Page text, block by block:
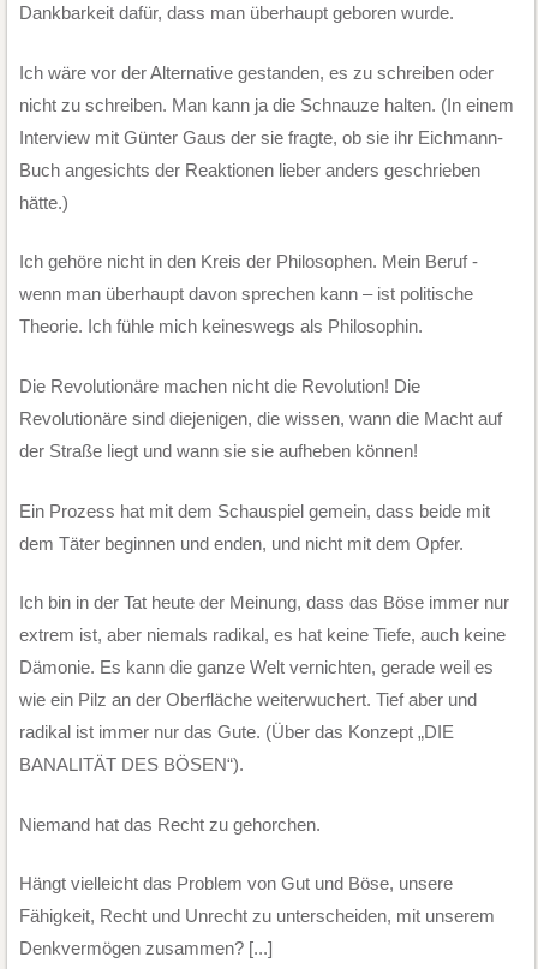
Dankbarkeit dafür, dass man überhaupt geboren wurde.
Ich wäre vor der Alternative gestanden, es zu schreiben oder
nicht zu schreiben. Man kann ja die Schnauze halten. (In einem
Interview mit Günter Gaus der sie fragte, ob sie ihr Eichmann-
Buch angesichts der Reaktionen lieber anders geschrieben
hätte.)
Ich gehöre nicht in den Kreis der Philosophen. Mein Beruf -
wenn man überhaupt davon sprechen kann – ist politische
Theorie. Ich fühle mich keineswegs als Philosophin.
Die Revolutionäre machen nicht die Revolution! Die
Revolutionäre sind diejenigen, die wissen, wann die Macht auf
der Straße liegt und wann sie sie aufheben können!
Ein Prozess hat mit dem Schauspiel gemein, dass beide mit
dem Täter beginnen und enden, und nicht mit dem Opfer.
Ich bin in der Tat heute der Meinung, dass das Böse immer nur
extrem ist, aber niemals radikal, es hat keine Tiefe, auch keine
Dämonie. Es kann die ganze Welt vernichten, gerade weil es
wie ein Pilz an der Oberfläche weiterwuchert. Tief aber und
radikal ist immer nur das Gute. (Über das Konzept „DIE
BANALITÄT DES BÖSEN“).
Niemand hat das Recht zu gehorchen.
Hängt vielleicht das Problem von Gut und Böse, unsere
Fähigkeit, Recht und Unrecht zu unterscheiden, mit unserem
Denkvermögen zusammen? [...]